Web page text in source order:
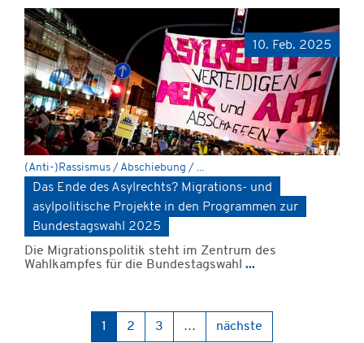
10. Feb. 2025
(Anti-)Rassismus / Abschiebung / ...
Das Ende des Asylrechts? Migrations- und
asylpolitische Projekte in den Programmen zur
Bundestagswahl 2025
Die Migrationspolitik steht im Zentrum des
Wahlkampfes für die Bundestagswahl ...
1 2 3 … nächste